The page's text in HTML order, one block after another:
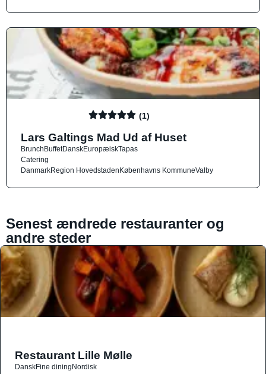
(1)
Lars Galtings Mad Ud af Huset
BrunchBuffetDanskEuropæiskTapas
Catering
DanmarkRegion HovedstadenKøbenhavns KommuneValby
Senest ændrede restauranter og
andre steder
Restaurant Lille Mølle
DanskFine diningNordisk